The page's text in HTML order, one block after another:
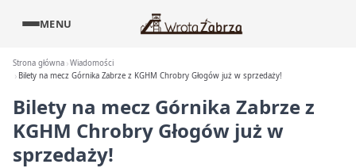
MENU
Strona główna Wiadomości
Bilety na mecz Górnika Zabrze z KGHM Chrobry Głogów już w sprzedaży!
Bilety na mecz Górnika Zabrze z
KGHM Chrobry Głogów już w
sprzedaży!